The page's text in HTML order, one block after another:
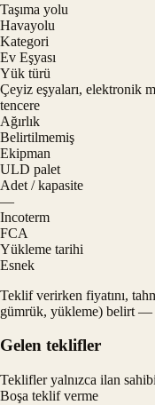
Taşıma yolu
Havayolu
Kategori
Ev Eşyası
Yük türü
Çeyiz eşyaları, elektronik
tencere
Ağırlık
Belirtilmemiş
Ekipman
ULD palet
Adet / kapasite
—
Incoterm
FCA
Yükleme tarihi
Esnek
Teklif verirken fiyatını,
gümrük, yükleme) belirt —
Gelen teklifler
Teklifler yalnızca ilan
Boşa teklif verme